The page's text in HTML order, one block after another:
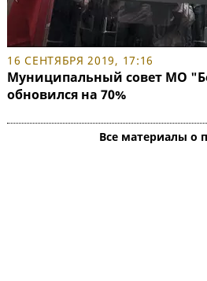
16 СЕНТЯБРЯ 2019, 17:16
Муниципальный совет МО
обновился на 70%
Все материалы о